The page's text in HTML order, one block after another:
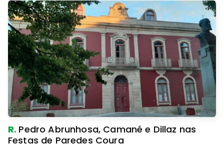
R. Pedro Abrunhosa, Camané e Dillaz nas
Festas de Paredes Coura